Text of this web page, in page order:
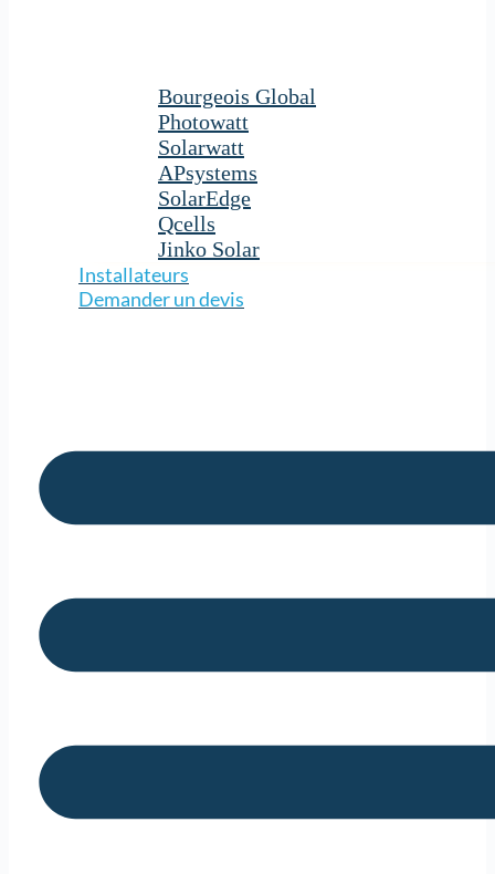
Bourgeois Global
Photowatt
Solarwatt
APsystems
SolarEdge
Qcells
Jinko Solar
Installateurs
Demander un devis